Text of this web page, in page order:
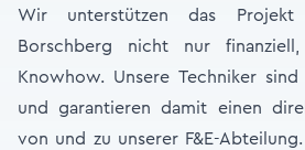
Wir unterstützen das
Borschberg nicht nur
Knowhow. Unsere Techniker
und garantieren damit einen
von und zu unserer F&E-